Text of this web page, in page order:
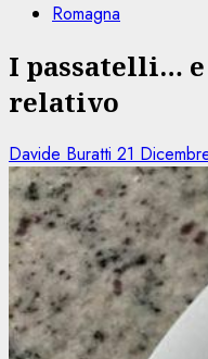
Romagna
I passatelli…
relativo
Davide Buratti 21